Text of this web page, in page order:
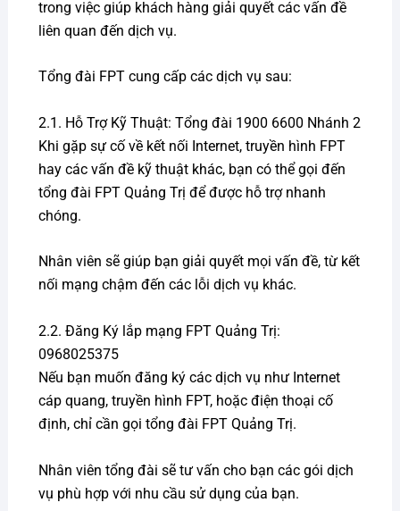
trong việc giúp khách hàng giải quyết các vấn đề
liên quan đến dịch vụ.
Tổng đài FPT cung cấp các dịch vụ sau:
2.1. Hỗ Trợ Kỹ Thuật: Tổng đài 1900 6600 Nhánh 2
Khi gặp sự cố về kết nối Internet, truyền hình FPT
hay các vấn đề kỹ thuật khác, bạn có thể gọi đến
tổng đài FPT Quảng Trị để được hỗ trợ nhanh
chóng.
Nhân viên sẽ giúp bạn giải quyết mọi vấn đề, từ kết
nối mạng chậm đến các lỗi dịch vụ khác.
2.2. Đăng Ký lắp mạng FPT Quảng Trị:
0968025375
Nếu bạn muốn đăng ký các dịch vụ như Internet
cáp quang, truyền hình FPT, hoặc điện thoại cố
định, chỉ cần gọi tổng đài FPT Quảng Trị.
Nhân viên tổng đài sẽ tư vấn cho bạn các gói dịch
vụ phù hợp với nhu cầu sử dụng của bạn.